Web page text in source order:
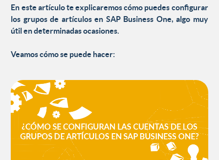
En este artículo te explicaremos cómo puedes configurar
los grupos de artículos en SAP Business One, algo muy
útil en determinadas ocasiones.
Veamos cómo se puede hacer: